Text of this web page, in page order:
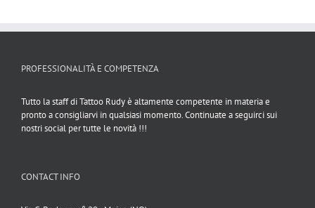
PROFESSIONALITÀ E COMPETENZA
Tutto la staff di Tattoo Rudy è altamente competente in materia e
pronto a consigliarvi in qualsiasi momento. Continuate a seguirci sui
nostri social per tutte le novità !!!
CONTACT INFO